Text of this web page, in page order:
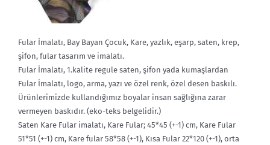
Fular İmalatı, Bay Bayan Çocuk, Kare, yazlık, eşarp, saten, krep,
şifon, fular tasarım ve imalatı.
Fular İmalatı, 1.kalite regule saten, şifon yada kumaşlardan
Fular İmalatı, logo, arma, yazı ve özel renk, özel desen baskılı.
Ürünlerimizde kullandığımız boyalar insan sağlığına zarar
vermeyen baskıdır. (eko-teks belgelidir.)
Saten Kare Fular imalatı, Kare Fular; 45*45 (+-1) cm, Kare Fular
51*51 (+-1) cm, Kare fular 58*58 (+-1), Kısa Fular 22*120 (+-1), orta